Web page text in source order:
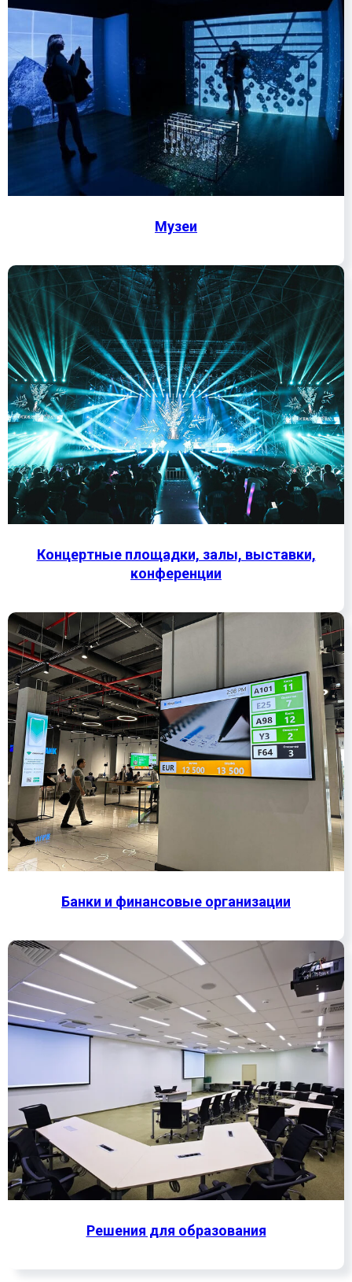
Музеи
Концертные площадки, залы, выставки,
конференции
Банки и финансовые организации
Решения для образования